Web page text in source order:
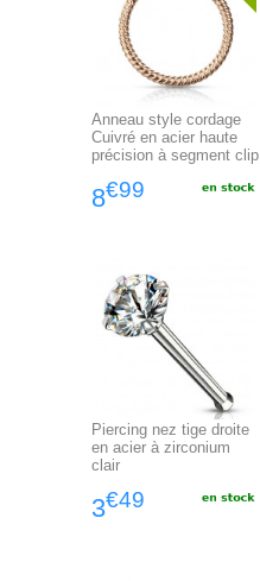
Anneau style cordage
Cuivré en acier haute
précision à segment clip
8€99
Piercing nez tige droite
en acier à zirconium
clair
3€49